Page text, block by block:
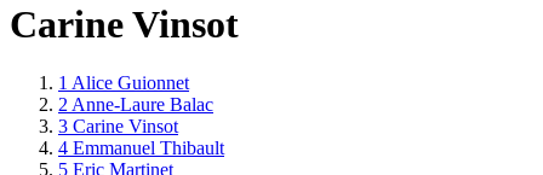
Carine Vinsot
1 Alice Guionnet
2 Anne-Laure Balac
3 Carine Vinsot
4 Emmanuel Thibault
5 Eric Martinet